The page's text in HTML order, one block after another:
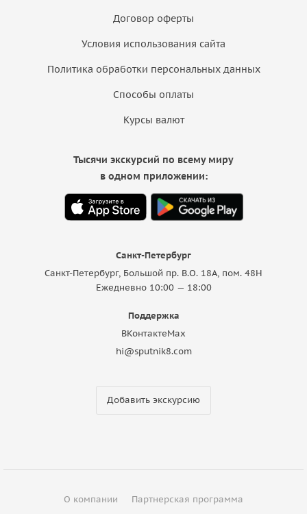
Договор оферты
Условия использования сайта
Политика обработки персональных данных
Способы оплаты
Курсы валют
Санкт-Петербург
Санкт-Петербург, Большой пр. В.О. 18A, пом. 48Н
Ежедневно 10:00 — 18:00
Поддержка
ВКонтактеMax
hi@sputnik8.com
Добавить экскурсию
Тысячи экскурсий по всему миру
в одном приложении:
О компании
Партнерская программа